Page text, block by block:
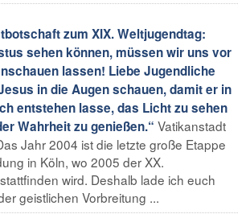
zum XIX. Weltjugendtag:
sehen können, müssen wir uns vor
lassen! Liebe Jugendliche
in die Augen schauen, damit er in
entstehen lasse, das Licht zu sehen
Wahrheit zu genießen.“ Vatikanstadt
Jahr 2004 ist die letzte große Etappe
in Köln, wo 2005 der XX.
wird. Deshalb lade ich euch
geistlichen Vorbreitung ...